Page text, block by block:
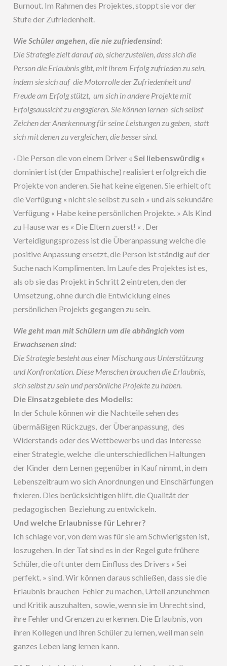
Burnout. Im Rahmen des Projektes, stoppt sie vor der
Stufe der Zufriedenheit.
Wie Schüler angehen, die nie zufriedensind:
Die Strategie zielt darauf ab, sicherzustellen, dass sich die
Person die Erlaubnis gibt, mit ihrem Erfolg zufrieden zu sein,
indem sie sich auf die Motorrolle der Zufriedenheit und
Freude am Erfolg stützt, um sich in andere Projekte mit
Erfolgsaussicht zu engagieren. Sie können lernen sich selbst
Zeichen der Anerkennung für seine Leistungen zu geben, statt
sich mit denen zu vergleichen, die besser sind.
· Die Person die von einem Driver «Sei liebenswürdig »
dominiert ist (der Empathische) realisiert erfolgreich die
Projekte von anderen. Sie hat keine eigenen. Sie erhielt oft
die Verfügung « nicht sie selbst zu sein » und als sekundäre
Verfügung « Habe keine persönlichen Projekte. » Als Kind
zu Hause war es « Die Eltern zuerst! « . Der
Verteidigungsprozess ist die Überanpassung welche die
positive Anpassung ersetzt, die Person ist ständig auf der
Suche nach Komplimenten. Im Laufe des Projektes ist es,
als ob sie das Projekt in Schritt 2 eintreten, den der
Umsetzung, ohne durch die Entwicklung eines
persönlichen Projekts gegangen zu sein.
Wie geht man mit Schülern um die abhängich vom
Erwachsenen sind:
Die Strategie besteht aus einer Mischung aus Unterstützung
und Konfrontation. Diese Menschen brauchen die Erlaubnis,
sich selbst zu sein und persönliche Projekte zu haben.
Die Einsatzgebiete des Modells:
In der Schule können wir die Nachteile sehen des
übermäßigen Rückzugs, der Überanpassung, des
Widerstands oder des Wettbewerbs und das Interesse
einer Strategie, welche die unterschiedlichen Haltungen
der Kinder dem Lernen gegenüber in Kauf nimmt, in dem
Lebenszeitraum wo sich Anordnungen und Einschärfungen
fixieren. Dies berücksichtigen hilft, die Qualität der
pedagogischen Beziehung zu entwickeln.
Und welche Erlaubnisse für Lehrer?
Ich schlage vor, von dem was für sie am Schwierigsten ist,
loszugehen. In der Tat sind es in der Regel gute frühere
Schüler, die oft unter dem Einfluss des Drivers « Sei
perfekt. » sind. Wir können daraus schließen, dass sie die
Erlaubnis brauchen Fehler zu machen, Urteil anzunehmen
und Kritik auszuhalten, sowie, wenn sie im Unrecht sind,
ihre Fehler und Grenzen zu erkennen. Die Erlaubnis, von
ihren Kollegen und ihren Schüler zu lernen, weil man sein
ganzes Leben lang lernen kann.